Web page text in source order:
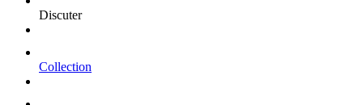
Discuter
Collection